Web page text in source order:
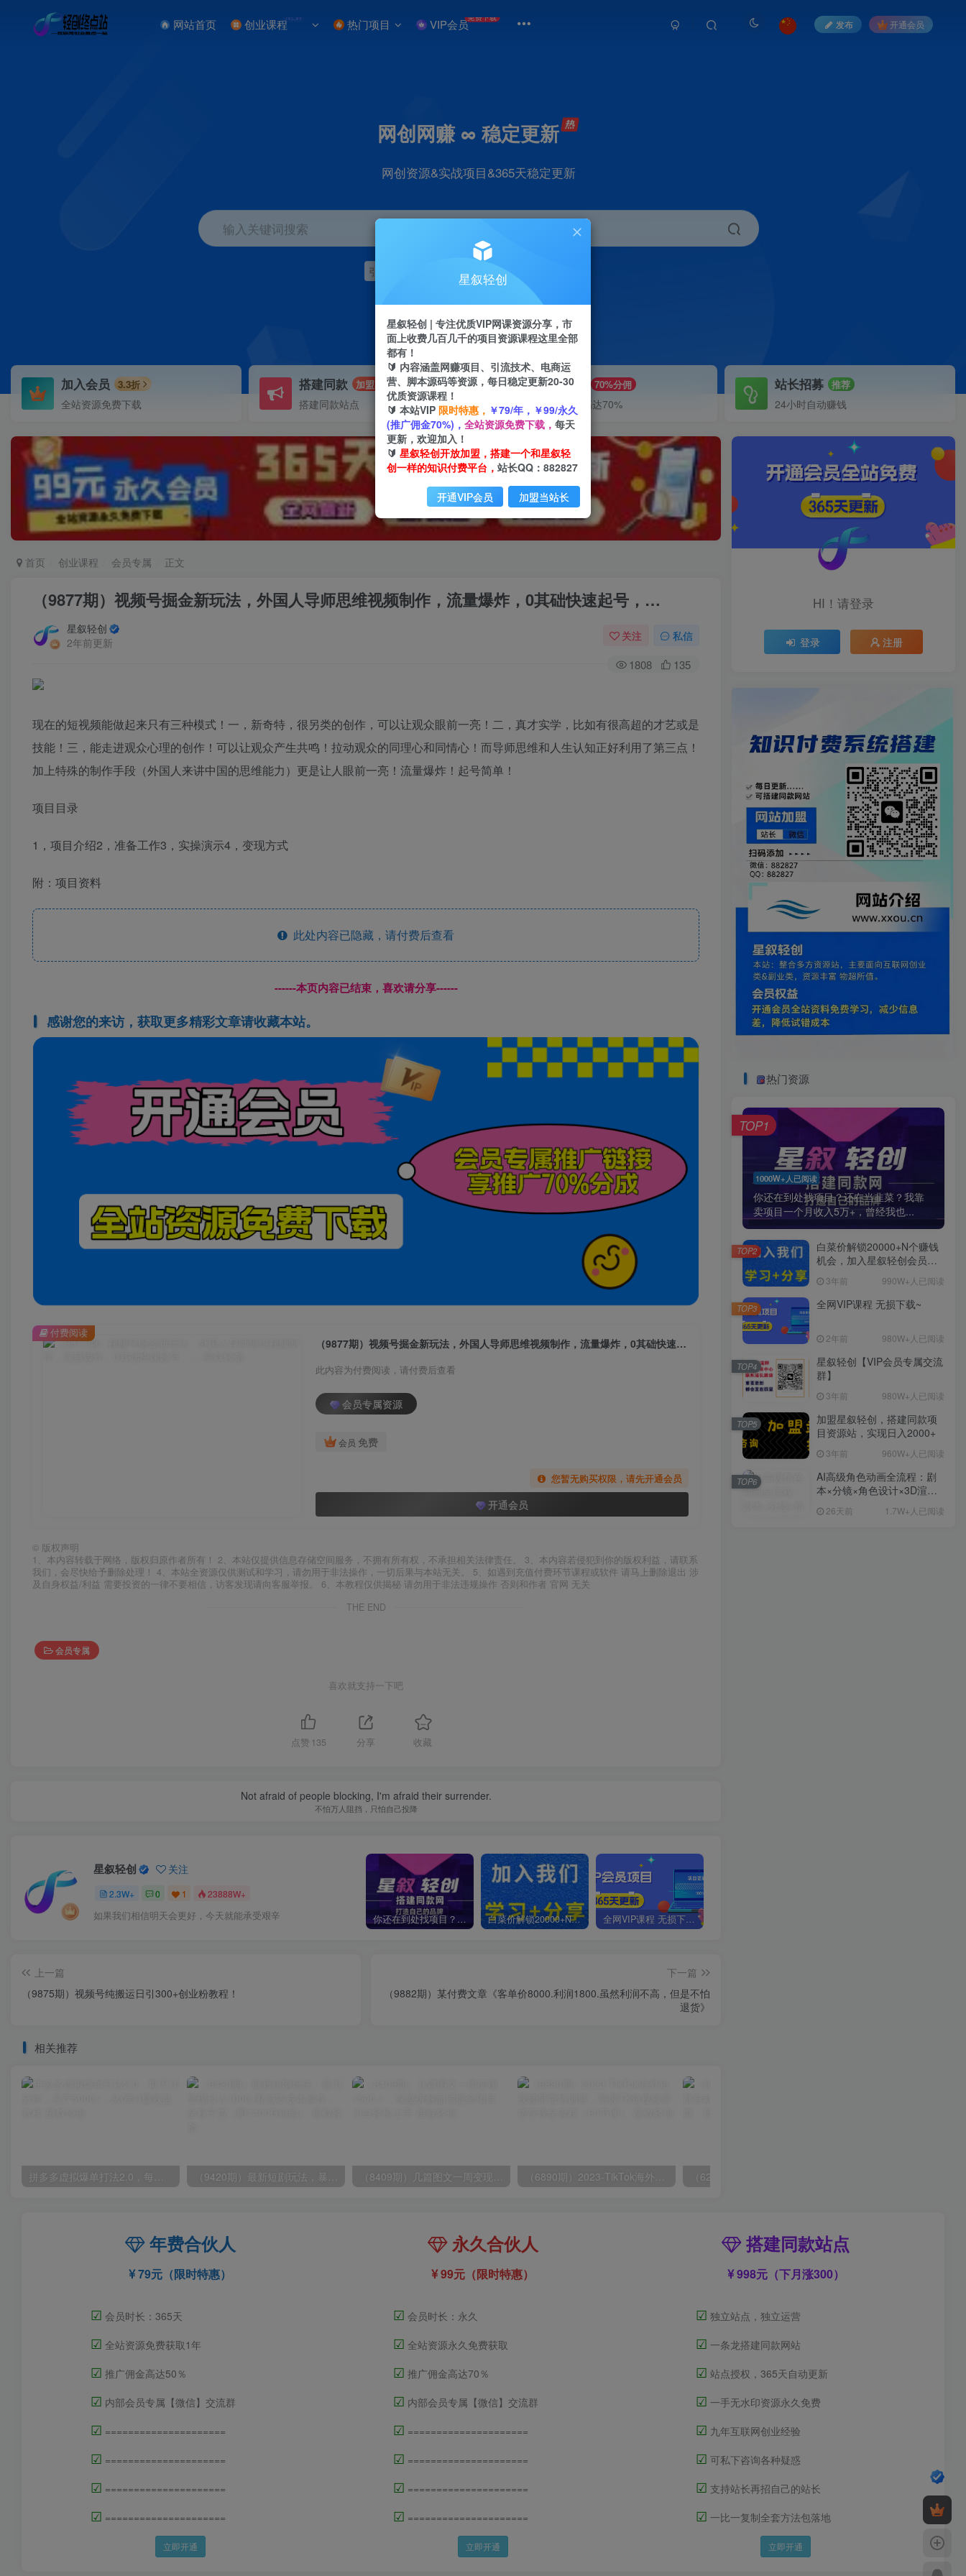
网站首页 创业课程NEW 热门项目 VIP会员免费下载
发布 开通会员
网创网赚 ∞ 稳定更新
网创资源&实战项目&365天稳定更新
输入关键词搜索
引流 快手 小红书
加入会员 3.3折
全站资源免费下载
搭建同款 加盟
搭建同款站点
推广赚钱 70%分佣
推广返佣高达70%
站长招募 推荐
24小时自动赚钱
首页 创业课程 会员专属 正文
（9877期）视频号掘金新玩法，外国人导师思维视频制作，流量爆炸，0其础快速起号，…
星叙轻创
2年前更新
关注 私信
1808 135
现在的短视频能做起来只有三种模式！一，新奇特，很另类的创作，可以让观众眼前一亮！二，真才实学，比如有很高超的才艺或是
技能！三，能走进观众心理的创作！可以让观众产生共鸣！拉动观众的同理心和同情心！而导师思维和人生认知正好利用了第三点！
加上特殊的制作手段（外国人来讲中国的思维能力）更是让人眼前一亮！流量爆炸！起号简单！
项目目录
1，项目介绍2，准备工作3，实操演示4，变现方式
附：项目资料
此处内容已隐藏，请付费后查看
------本页内容已结束，喜欢请分享------
感谢您的来访，获取更多精彩文章请收藏本站。
（9877期）视频号掘金新玩法，外国人导师思维视频制作，流量爆炸，0其础快速起号，…
此内容为付费阅读，请付费后查看
会员专属资源
会员 免费
您暂无购买权限，请先开通会员
开通会员
付费阅读
© 版权声明
1、本内容转载于网络，版权归原作者所有！ 2、本站仅提供信息存储空间服务，不拥有所有权，不承担相关法律责任。 3、本内容若侵犯到你的版权利益，请联系
我们，会尽快给予删除处理！ 4、本站全资源仅供测试和学习，请勿用于非法操作，一切后果与本站无关。 5、如遇到充值付费环节课程或软件 请马上删除退出 涉
及自身权益/利益 需要投资的一律不要相信，访客发现请向客服举报。 6、本教程仅供揭秘 请勿用于非法违规操作 否则和作者 官网 无关
THE END
会员专属
喜欢就支持一下吧
点赞 135 分享 收藏
Not afraid of people blocking, I'm afraid their surrender.
不怕万人阻挡，只怕自己投降
星叙轻创 关注
2.3W+ 0 1 23888W+
如果我们相信明天会更好，今天就能承受艰辛 你还在到处找项目？还在当韭菜？我靠卖项目一个月收入5万+，曾经我也是个失败者。 白菜价解锁20000+N个赚钱机会，加入星叙轻创会员，全站资源免费学习。 全网VIP课程 无损下载~
上一篇
（9875期）视频号纯搬运日引300+创业粉教程！
下一篇
（9882期）某付费文章《客单价8000.利润1800.虽然利润不高，但是不怕
退货》
相关推荐
拼多多虚拟爆单打法2.0，每天10分钟，月产5000+，从0到1赚收益教程 （9420期）最新短剧玩法，暴力变现日入1000+私域零成本操作，全程干货（附1400G短剧） （8409期）几篇图文一周变现1500＋，深度拆解面试掘金项目，小白轻松上手 （6890期）2023-TikTok海外短视频带货特训营，掌握TK短视频带货变现全流程（60节课）
HI！请登录
登录 注册
热门资源
1000W+人已阅读
你还在到处找项目？还在当韭菜？我靠
卖项目一个月收入5万+，曾经我也...
TOP1
白菜价解锁20000+N个赚钱
机会，加入星叙轻创会员，
3年前 990W+人已阅读
TOP2
全网VIP课程 无损下载~
2年前 980W+人已阅读
TOP3
星叙轻创【VIP会员专属交流
群】
3年前 980W+人已阅读
TOP4
加盟星叙轻创，搭建同款项
目资源站，实现日入2000+
3年前 960W+人已阅读
TOP5
AI高级角色动画全流程：剧
本×分镜×角色设计×3D渲染×
式教学
26天前 1.7W+人已阅读
TOP6
年费合伙人
79元（限时特惠）
☑ 会员时长：365天
☑ 全站资源免费获取1年
☑ 推广佣金高达50％
☑ 内部会员专属【微信】交流群
☑ =====================
☑ =====================
☑ =====================
☑ =====================
立即开通
永久合伙人
99元（限时特惠）
☑ 会员时长：永久
☑ 全站资源永久免费获取
☑ 推广佣金高达70％
☑ 内部会员专属【微信】交流群
☑ =====================
☑ =====================
☑ =====================
☑ =====================
立即开通
搭建同款站点
998元（下月涨300）
☑ 独立站点，独立运营
☑ 一条龙搭建同款网站
☑ 站点授权，365天自动更新
☑ 一手无水印资源永久免费
☑ 九年互联网创业经验
☑ 可私下咨询各种疑惑
☑ 支持站长再招自己的站长
☑ 一比一复制全套方法包落地
立即开通
星叙轻创
星叙轻创 | 专注优质VIP网课资源分享，市
面上收费几百几千的项目资源课程这里全部
都有！
🔰 内容涵盖网赚项目、引流技术、电商运
营、脚本源码等资源，每日稳定更新20-30
优质资源课程！
🔰 本站VIP 限时特惠， ￥79/年，￥99/永久
(推广佣金70%)， 全站资源免费下载， 每天
更新，欢迎加入！
🔰 星叙轻创开放加盟，搭建一个和星叙轻
创一样的知识付费平台， 站长QQ：882827
开通VIP会员 加盟当站长